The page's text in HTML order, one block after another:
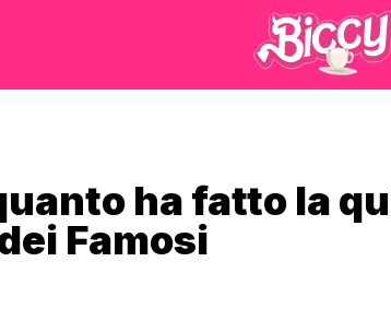
ha fatto la
Famosi